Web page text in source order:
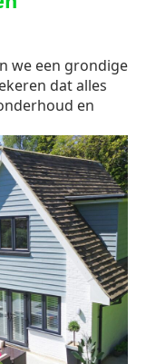
we een grondige
dat alles
en